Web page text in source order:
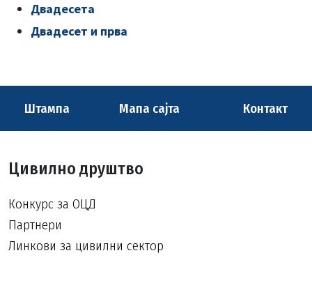
Двадесета
Двадесет и прва
Штампа Мапа сајта Контакт
Цивилно друштво
Конкурс за ОЦД
Партнери
Линкови за цивилни сектор